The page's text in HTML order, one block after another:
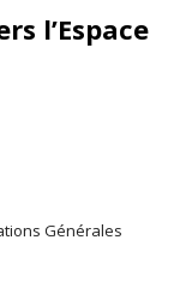
l’Espace
Générales